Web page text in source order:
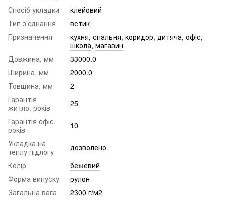
Спосіб укладки
клейовий
Тип з'єднання
встик
Призначення
кухня, спальня, коридор, дитяча, офіс,
школа,магазин
Довжина, мм
33000.0
Ширина, мм
2000.0
Товщина, мм
2
Гарантія
житло, років
25
Гарантія офіс,
років
10
Укладка на
теплу підлогу
дозволено
Колір
бежевий
Форма випуску
рулон
Загальна вага
2300 г/м2